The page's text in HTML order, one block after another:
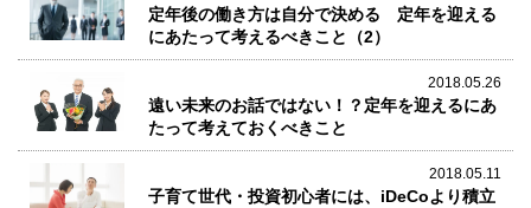
定年後の働き方は自分で決める 定年を迎える
にあたって考えるべきこと（2）
2018.05.26
遠い未来のお話ではない！？定年を迎えるにあ
たって考えておくべきこと
2018.05.11
子育て世代・投資初心者には、iDeCoより積立